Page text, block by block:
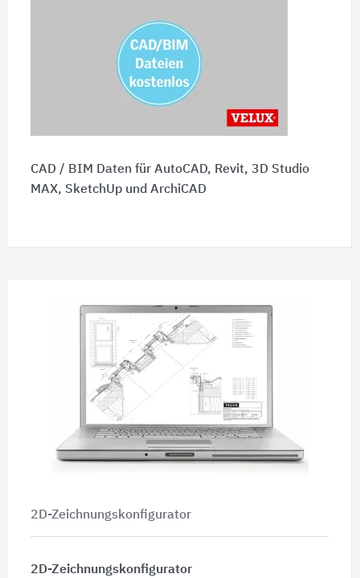
CAD / BIM Daten für AutoCAD, Revit, 3D Studio
MAX, SketchUp und ArchiCAD
2D-Zeichnungskonfigurator
2D-Zeichnungskonfigurator